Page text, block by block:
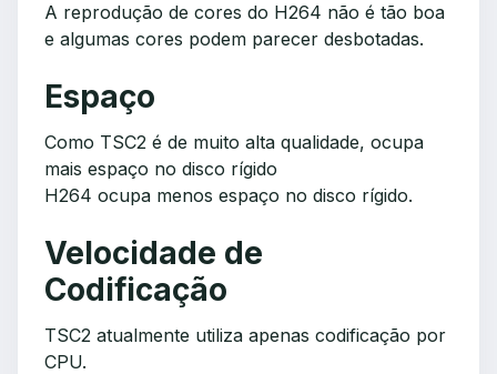
A reprodução de cores do H264 não é tão boa
e algumas cores podem parecer desbotadas.
Espaço
Como TSC2 é de muito alta qualidade, ocupa
mais espaço no disco rígido
H264 ocupa menos espaço no disco rígido.
Velocidade de
Codificação
TSC2 atualmente utiliza apenas codificação por
CPU.